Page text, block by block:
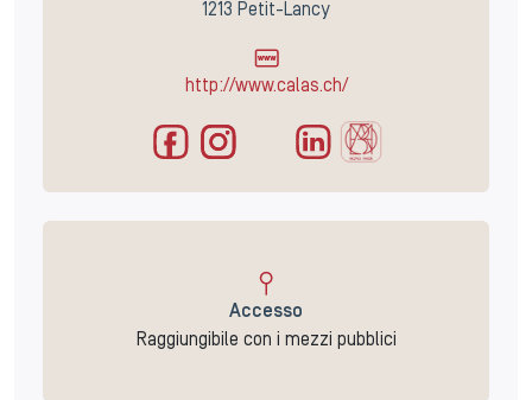
1213 Petit-Lancy
http://www.calas.ch/
Accesso
Raggiungibile con i mezzi pubblici